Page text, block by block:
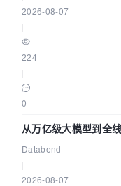
2026-08-07
224
0
从万亿级大模型到全
企业构建全链路 Trace
Databend
2026-08-07